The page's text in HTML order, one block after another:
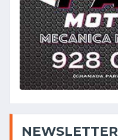
NEWSLETTER